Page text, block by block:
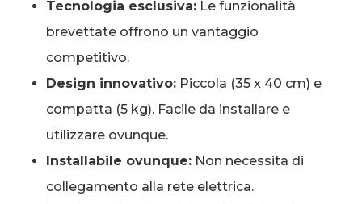
Tecnologia esclusiva:Le funzionalità
brevettate offrono un vantaggio
competitivo.
Design innovativo:Piccola (35 x 40 cm) e
compatta (5 kg). Facile da installare e
utilizzare ovunque.
Installabile ovunque:Non necessita di
collegamento alla rete elettrica.